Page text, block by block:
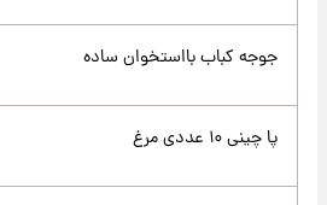
جوجه کباب بااستخوان ساده
پا چینی ۱۰ عددی مرغ